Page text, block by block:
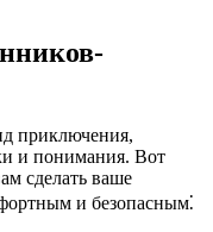
приключения,
и понимания. Вот
сделать ваше
и безопасным⁚